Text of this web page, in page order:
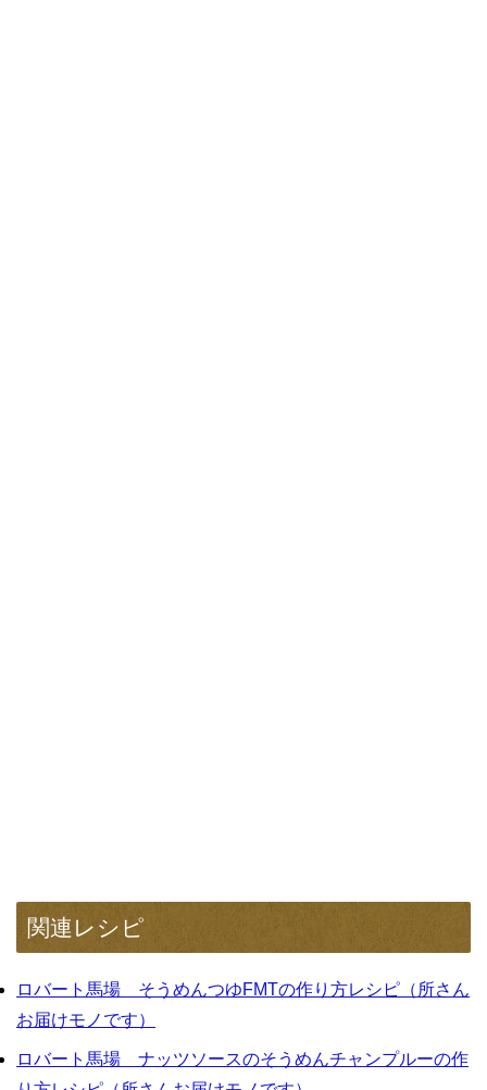
関連レシピ
ロバート馬場 そうめんつゆFMTの作り方レシピ（所さん
お届けモノです）
ロバート馬場 ナッツソースのそうめんチャンプルーの作